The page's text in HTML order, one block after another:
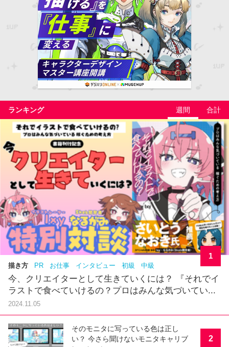
ランキング 週間 合計
描き方 PR お仕事 インタビュー 初級 中級
今、クリエイターとして生きていくには？ 『それでイ
ラストで食べていけるの？プロはみんな気づいてい...
2024.11.05
1
そのモニタに写っている色は正し
い？ 今さら聞けないモニタキャリブ
2